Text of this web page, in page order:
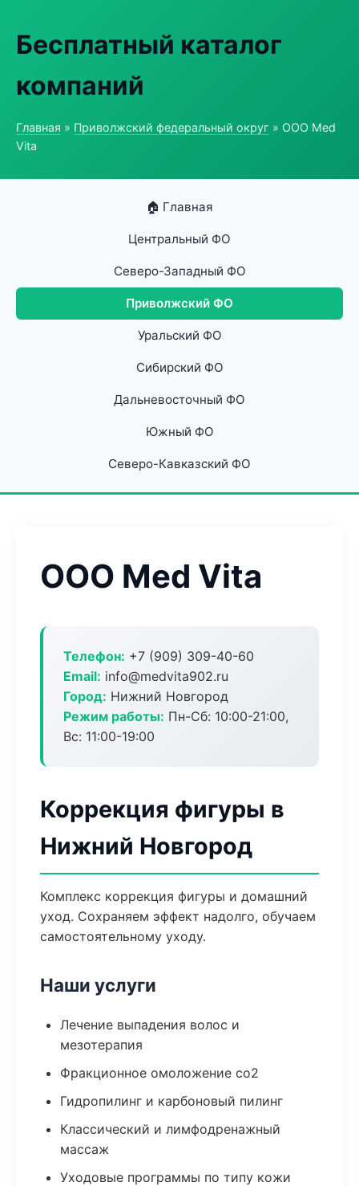
Бесплатный каталог
компаний
Главная » Приволжский федеральный округ » ООО Med
Vita
🏠 Главная
Центральный ФО
Северо-Западный ФО
Приволжский ФО
Уральский ФО
Сибирский ФО
Дальневосточный ФО
Южный ФО
Северо-Кавказский ФО
ООО Med Vita
Телефон: +7 (909) 309-40-60
Email: info@medvita902.ru
Город: Нижний Новгород
Режим работы: Пн-Сб: 10:00-21:00,
Вс: 11:00-19:00
Коррекция фигуры в
Нижний Новгород
Комплекс коррекция фигуры и домашний
уход. Сохраняем эффект надолго, обучаем
самостоятельному уходу.
Наши услуги
Лечение выпадения волос и
мезотерапия
Фракционное омоложение co2
Гидропилинг и карбоновый пилинг
Классический и лимфодренажный
массаж
Уходовые программы по типу кожи